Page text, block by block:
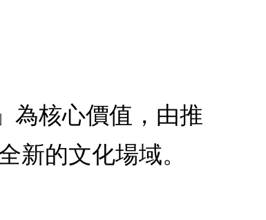
為核心價值，由推
新的文化場域。